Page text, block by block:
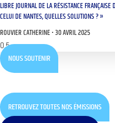
LIBRE JOURNAL DE LA RÉSISTANCE
CELUI DE NANTES, QUELLES SOLUTIONS ? »
ROUVIER CATHERINE 30 AVRIL 2025
NOUS SOUTENIR
RETROUVEZ TOUTES NOS ÉMISSIONS